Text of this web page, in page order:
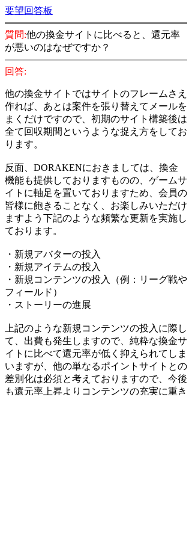
要望回答板
質問:他の換金サイトに比べると、還元率
が悪いのはなぜですか？
回答:
他の換金サイトではサイトのフレームさえ
作れば、あとは案件を張り替えてメールを
まくだけですので、初期のサイト構築後は
全て回収期間というような捉え方をしてお
ります。
反面、DORAKENにおきましては、換金
機能も提供しておりますものの、ゲームサ
イトに軸足を置いておりますため、会員の
皆様に飽きることなく、お楽しみいただけ
ますよう下記のような頻繁な更新を実施し
ております。
・新規アバターの投入
・新規アイテムの投入
・新規コンテンツの投入（例：リーグ戦や
フィールド）
・ストーリーの進展
上記のような新規コンテンツの投入に際し
て、出費も発生しますので、純粋な換金サ
イトに比べて還元率が低く抑えられてしま
いますが、他の単なるポイントサイトとの
差別化は必須と考えておりますので、今後
も還元率上昇よりコンテンツの充実に重き